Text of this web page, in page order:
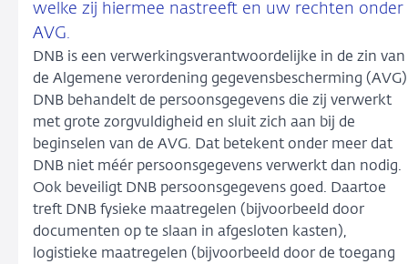
welke zij hiermee nastreeft en uw rechten onder
AVG.
DNB is een verwerkingsverantwoordelijke in de zin van
de Algemene verordening gegevensbescherming
DNB behandelt de persoonsgegevens die zij verwerkt
met grote zorgvuldigheid en sluit zich aan bij de
beginselen van de AVG. Dat betekent onder meer dat
DNB niet méér persoonsgegevens verwerkt dan nodig.
Ook beveiligt DNB persoonsgegevens goed. Daartoe
treft DNB fysieke maatregelen (bijvoorbeeld door
documenten op te slaan in afgesloten kasten),
logistieke maatregelen (bijvoorbeeld door de toegang